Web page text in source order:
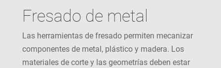
Fresado de metal
Las herramientas de fresado permiten mecanizar
componentes de metal, plástico y madera. Los
materiales de corte y las geometrías deben estar